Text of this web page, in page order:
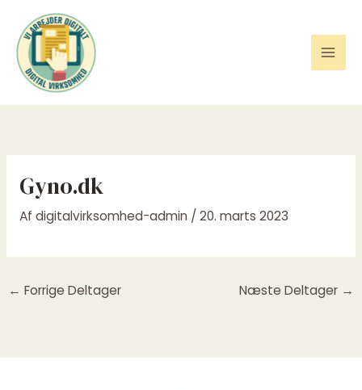
indholdet
Gyno.dk
Af digitalvirksomhed-admin / 20. marts 2023
← Forrige Deltager Næste Deltager →